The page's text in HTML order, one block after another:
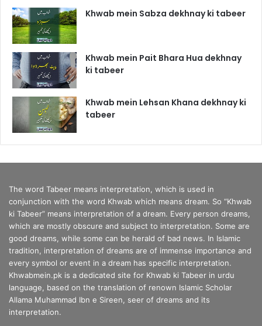
Khwab mein Sabza dekhnay ki tabeer
Khwab mein Pait Bhara Hua dekhnay
ki tabeer
Khwab mein Lehsan Khana dekhnay ki
tabeer
The word Tabeer means interpretation, which is used in
conjunction with the word Khwab which means dream. So “Khwab
ki Tabeer” means interpretation of a dream. Every person dreams,
which are mostly obscure and subject to interpretation. Some are
good dreams, while some can be herald of bad news. In Islamic
tradition, interpretation of dreams are of immense importance and
every symbol or event in a dream has specific interpretation.
Khwabmein.pk is a dedicated site for Khwab ki Tabeer in urdu
language, based on the translation of renown Islamic Scholar
Allama Muhammad Ibn e Sireen, seer of dreams and its
interpretation.